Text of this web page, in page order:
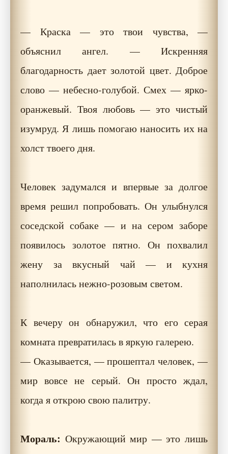
— Краска — это твои чувства, —
объяснил ангел. — Искренняя
благодарность дает золотой цвет. Доброе
слово — небесно-голубой. Смех — ярко-
оранжевый. Твоя любовь — это чистый
изумруд. Я лишь помогаю наносить их на
холст твоего дня.
Человек задумался и впервые за долгое
время решил попробовать. Он улыбнулся
соседской собаке — и на сером заборе
появилось золотое пятно. Он похвалил
жену за вкусный чай — и кухня
наполнилась нежно-розовым светом.
К вечеру он обнаружил, что его серая
комната превратилась в яркую галерею.
— Оказывается, — прошептал человек, —
мир вовсе не серый. Он просто ждал,
когда я открою свою палитру.
Мораль: Окружающий мир — это лишь